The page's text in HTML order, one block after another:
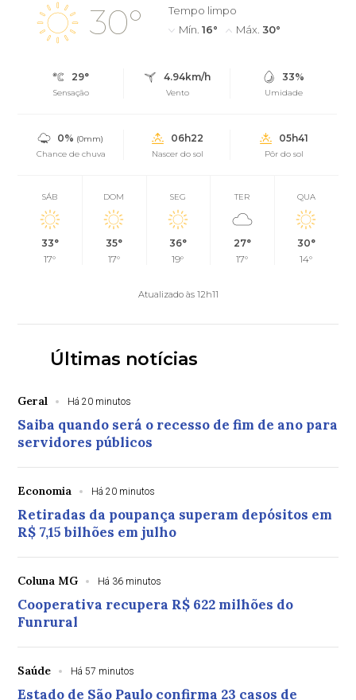
30°
Tempo limpo
Mín. 16° Máx. 30°
29°
Sensação
4.94km/h
Vento
33%
Umidade
0% (0mm)
Chance de chuva
06h22
Nascer do sol
05h41
Pôr do sol
SÁB
33°
17°
DOM
35°
17°
SEG
36°
19°
TER
27°
17°
QUA
30°
14°
Atualizado às 12h11
Últimas notícias
Geral Há 20 minutos
Saiba quando será o recesso de fim de ano para
servidores públicos
Economia Há 20 minutos
Retiradas da poupança superam depósitos em
R$ 7,15 bilhões em julho
Coluna MG Há 36 minutos
Cooperativa recupera R$ 622 milhões do
Funrural
Saúde Há 57 minutos
Estado de São Paulo confirma 23 casos de